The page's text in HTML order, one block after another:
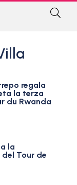
regala
la terza
du Rwanda
la
Tour de